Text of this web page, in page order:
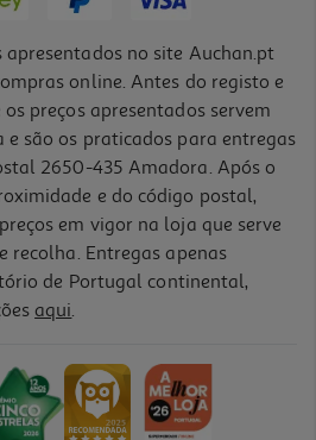
4.8
Feridas 100ml
no site Auchan.pt
online. Antes do registo e
preços apresentados servem
e são os praticados para entregas
2650-435 Amadora. Após o
e do código postal,
em vigor na loja que serve
recolha. Entregas apenas
de Portugal continental,
aqui.